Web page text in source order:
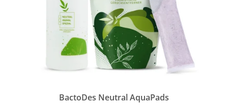
BactoDes Neutral AquaPads